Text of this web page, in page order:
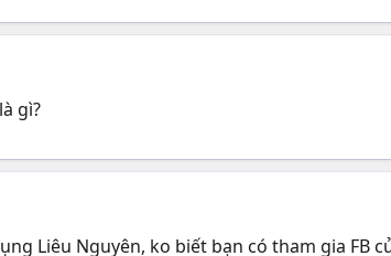
gì?
Liêu Nguyên, ko biết bạn có tham gia FB